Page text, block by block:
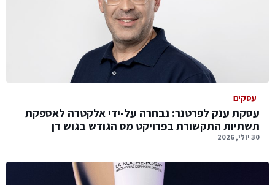
עסקים
עסקת ענק לפרטנר: נבחרה על-ידי אלקטרה לאספקת
תשתיות התקשורת בפרויקט מס הגודש בגוש דן
30 יולי, 2026